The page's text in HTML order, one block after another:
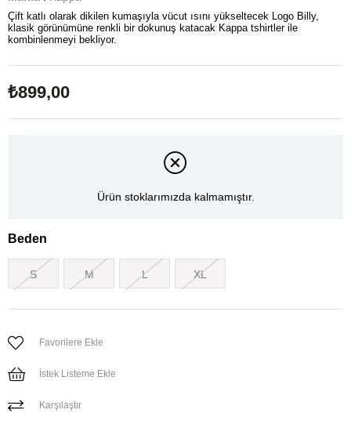
Çift katlı olarak dikilen kumaşıyla vücut ısını yükseltecek Logo Billy,
klasik görünümüne renkli bir dokunuş katacak Kappa tshirtler ile
kombinlenmeyi bekliyor.
₺899,00
Ürün stoklarımızda kalmamıştır.
Beden
S M L XL
Favorilere Ekle
İstek Listeme Ekle
Karşılaştır